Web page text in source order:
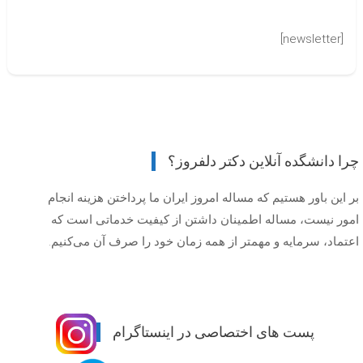
چرا دانشگده آنلاین دکتر دلفروز؟
بر این باور هستیم که مساله امروز ایران ما پرداختن هزینه انجام
امور نیست، مساله اطمینان داشتن از کیفیت خدماتی است که
اعتماد، سرمایه و مهمتر از همه زمان خود را صرف آن می‌کنیم.
پست های اختصاصی در اینستاگرام